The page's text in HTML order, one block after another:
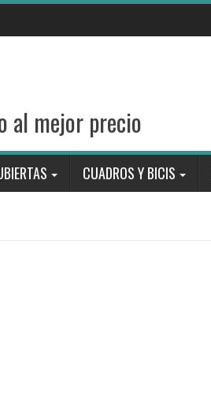
al mejor precio
CUADROS Y BICIS